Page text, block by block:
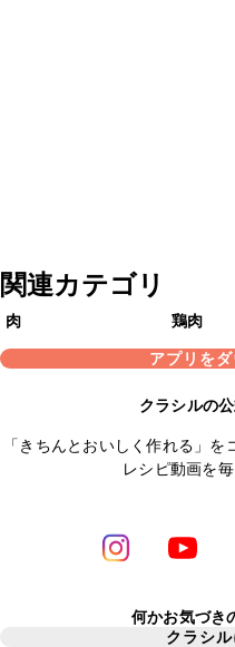
関連カテゴリ
肉 鶏肉
アプリを
クラシルの
「きちんとおいしく作れる」
レシピ動画を
何かお気づき
クラシ